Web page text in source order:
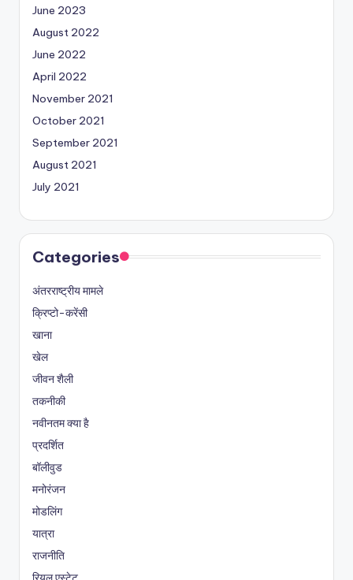
June 2023
August 2022
June 2022
April 2022
November 2021
October 2021
September 2021
August 2021
July 2021
Categories
अंतरराष्ट्रीय मामले
क्रिप्टो-करेंसी
खाना
खेल
जीवन शैली
तकनीकी
नवीनतम क्या है
प्रदर्शित
बॉलीवुड
मनोरंजन
मोडलिंग
यात्रा
राजनीति